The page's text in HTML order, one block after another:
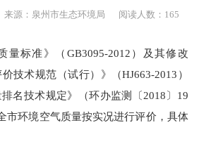
来源：泉州市生态环境局 阅读人数： 165
量标准》（ GB3095-2012）及其修改
技术规范（试行）》（HJ663-2013）
名技术规定》（环办监测〔2018〕19
市环境空气质量按实况进行评价，具体